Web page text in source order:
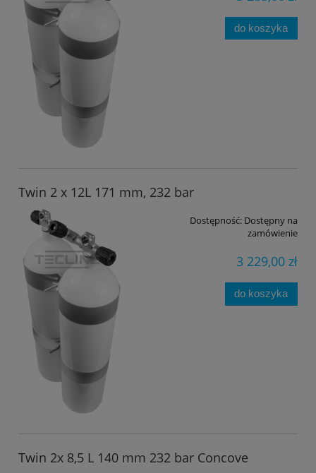
do koszyka
Twin 2 x 12L 171 mm, 232 bar
Dostępność: Dostępny na
zamówienie
3 229,00 zł
do koszyka
Twin 2x 8,5 L 140 mm 232 bar Concove